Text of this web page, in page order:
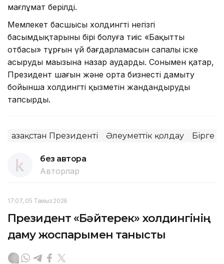
мағлұмат берілді.
Мемлекет басшысы холдингтің негізгі
басымдықтарының бірі болуға тиіс «Бақытты
отбасы» тұрғын үй бағдарламасын сапалы іске
асырудың маңызына назар аударды. Сонымен қатар,
Президент шағын және орта бизнесті дамыту
бойынша холдингтің қызметін жандандыруды
тапсырды.
Қазақстан Президенті Әлеуметтік қолдау Бірге
без автора
Авторлар
17:07, 05 Тамыз 2026
Президент «Бәйтерек» холдингінің
даму жоспарымен танысты